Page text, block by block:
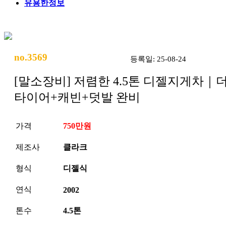
유용한정보
no.3569 등록일: 25-08-24
[말소장비] 저렴한 4.5톤 디젤지게차｜
타이어+캐빈+덧발 완비
가격 750만원
제조사 클라크
형식 디젤식
연식 2002
톤수 4.5톤